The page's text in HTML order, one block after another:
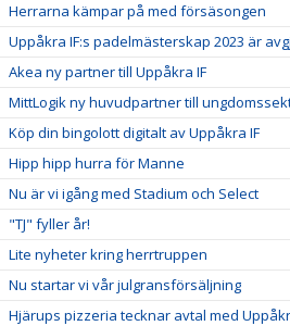
Herrarna kämpar på med försäsongen
Uppåkra IF:s padelmästerskap 2023 är
Akea ny partner till Uppåkra IF
MittLogik ny huvudpartner till
Köp din bingolott digitalt av Uppåkra IF
Hipp hipp hurra för Manne
Nu är vi igång med Stadium och Select
"TJ" fyller år!
Lite nyheter kring herrtruppen
Nu startar vi vår julgransförsäljning
Hjärups pizzeria tecknar avtal med